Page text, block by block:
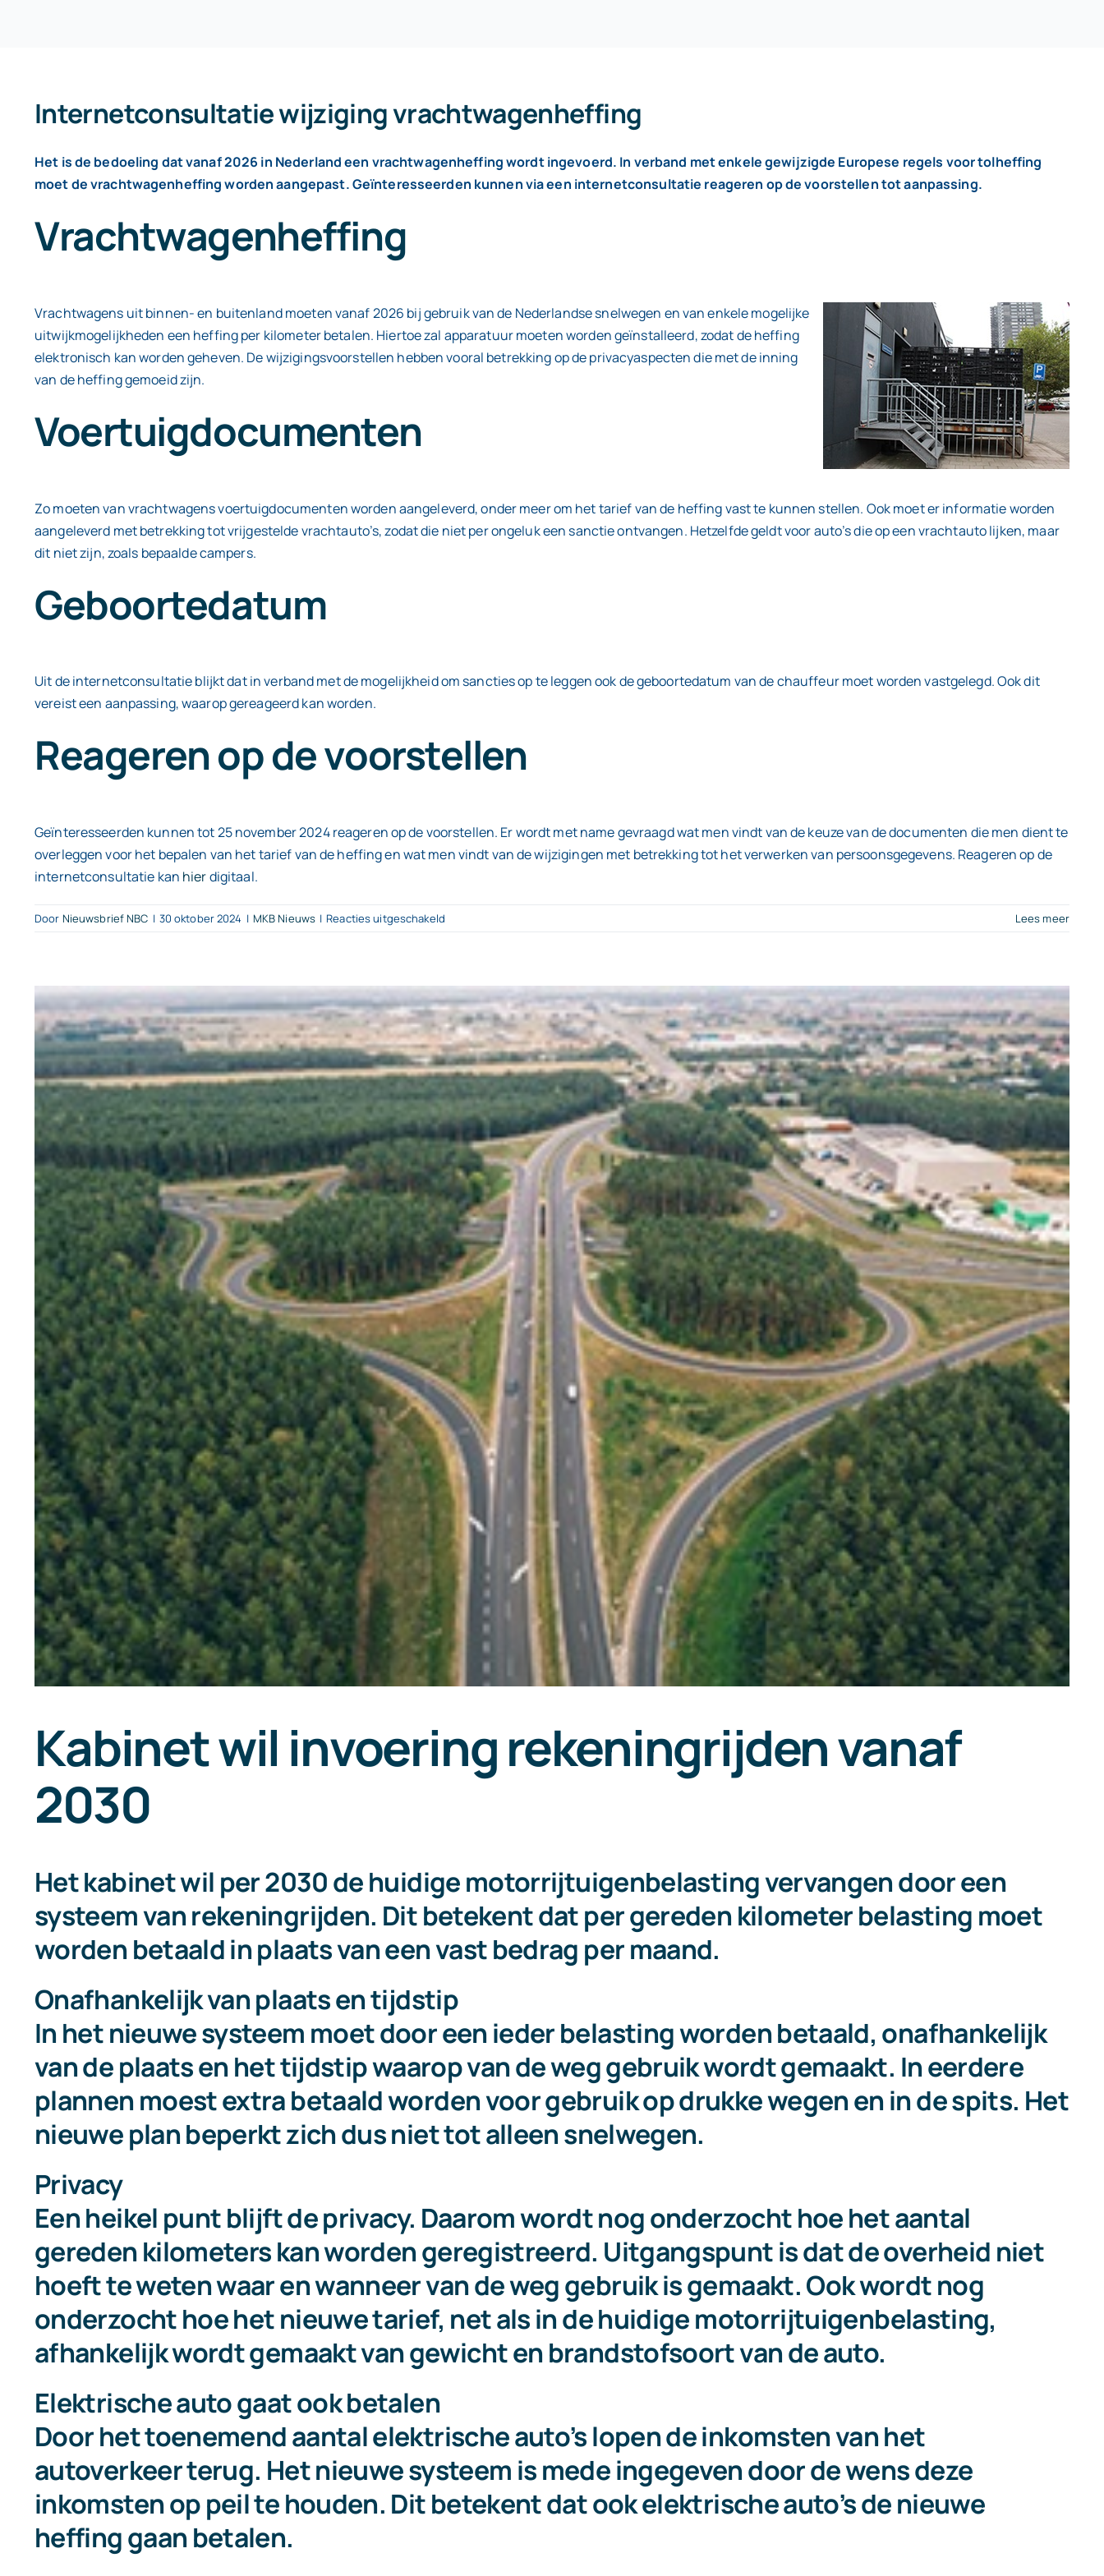
Internetconsultatie wijziging vrachtwagenheffing
Het is de bedoeling dat vanaf 2026 in Nederland een vrachtwagenheffing wordt ingevoerd. In verband met enkele gewijzigde Europese regels voor tolheffing
moet de vrachtwagenheffing worden aangepast. Geïnteresseerden kunnen via een internetconsultatie reageren op de voorstellen tot aanpassing.
Vrachtwagenheffing
Vrachtwagens uit binnen- en buitenland moeten vanaf 2026 bij gebruik van de Nederlandse snelwegen en van enkele mogelijke
uitwijkmogelijkheden een heffing per kilometer betalen. Hiertoe zal apparatuur moeten worden geïnstalleerd, zodat de heffing
elektronisch kan worden geheven. De wijzigingsvoorstellen hebben vooral betrekking op de privacyaspecten die met de inning
van de heffing gemoeid zijn.
Voertuigdocumenten
Zo moeten van vrachtwagens voertuigdocumenten worden aangeleverd, onder meer om het tarief van de heffing vast te kunnen stellen. Ook moet er informatie worden
aangeleverd met betrekking tot vrijgestelde vrachtauto’s, zodat die niet per ongeluk een sanctie ontvangen. Hetzelfde geldt voor auto’s die op een vrachtauto lijken, maar
dit niet zijn, zoals bepaalde campers.
Geboortedatum
Uit de internetconsultatie blijkt dat in verband met de mogelijkheid om sancties op te leggen ook de geboortedatum van de chauffeur moet worden vastgelegd. Ook dit
vereist een aanpassing, waarop gereageerd kan worden.
Reageren op de voorstellen
Geïnteresseerden kunnen tot 25 november 2024 reageren op de voorstellen. Er wordt met name gevraagd wat men vindt van de keuze van de documenten die men dient te
overleggen voor het bepalen van het tarief van de heffing en wat men vindt van de wijzigingen met betrekking tot het verwerken van persoonsgegevens. Reageren op de
internetconsultatie kan hierdigitaal.
Door Nieuwsbrief NBC | 30 oktober 2024 | MKB Nieuws | Reacties uitgeschakeld Lees meer
Kabinet wil invoering rekeningrijden vanaf
2030
Het kabinet wil per 2030 de huidige motorrijtuigenbelasting vervangen door een
systeem van rekeningrijden. Dit betekent dat per gereden kilometer belasting moet
worden betaald in plaats van een vast bedrag per maand.
Onafhankelijk van plaats en tijdstip
In het nieuwe systeem moet door een ieder belasting worden betaald, onafhankelijk
van de plaats en het tijdstip waarop van de weg gebruik wordt gemaakt. In eerdere
plannen moest extra betaald worden voor gebruik op drukke wegen en in de spits. Het
nieuwe plan beperkt zich dus niet tot alleen snelwegen.
Privacy
Een heikel punt blijft de privacy. Daarom wordt nog onderzocht hoe het aantal
gereden kilometers kan worden geregistreerd. Uitgangspunt is dat de overheid niet
hoeft te weten waar en wanneer van de weg gebruik is gemaakt. Ook wordt nog
onderzocht hoe het nieuwe tarief, net als in de huidige motorrijtuigenbelasting,
afhankelijk wordt gemaakt van gewicht en brandstofsoort van de auto.
Elektrische auto gaat ook betalen
Door het toenemend aantal elektrische auto’s lopen de inkomsten van het
autoverkeer terug. Het nieuwe systeem is mede ingegeven door de wens deze
inkomsten op peil te houden. Dit betekent dat ook elektrische auto’s de nieuwe
heffing gaan betalen.